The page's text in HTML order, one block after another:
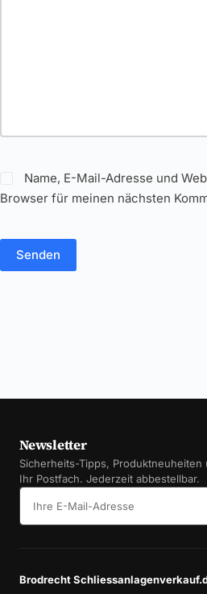
Name, E-Mail-Adresse und
Browser für meinen nächsten
Senden
Newsletter
Sicherheits-Tipps,
Ihr Postfach. Jederzeit abbestellbar.
Brodrecht